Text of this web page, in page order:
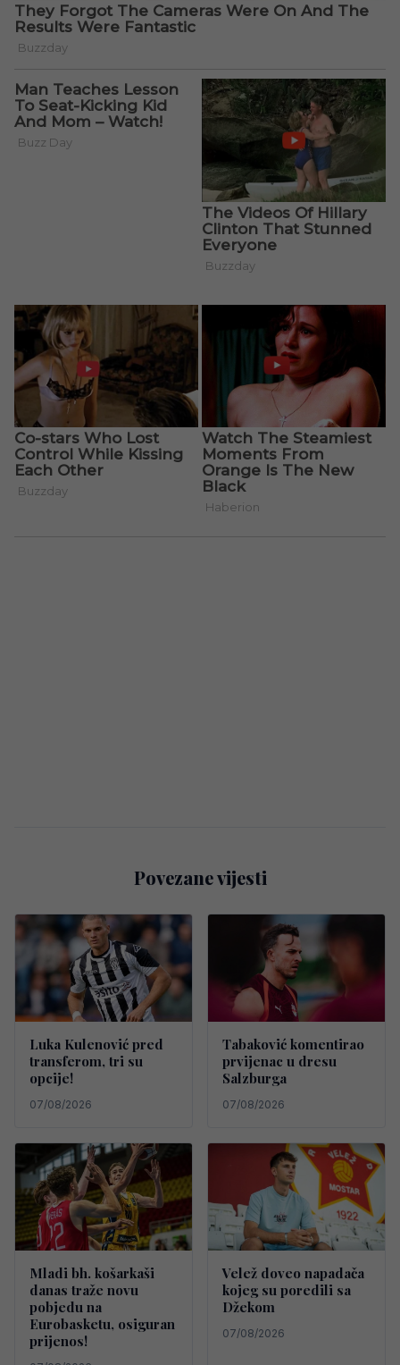
Povezane vijesti
Luka Kulenović pred
transferom, tri su
opcije!
07/08/2026
Tabaković komentirao
prvijenac u dresu
Salzburga
07/08/2026
Mladi bh. košarkaši
danas traže novu
pobjedu na
Eurobasketu, osiguran
prijenos!
Velež doveo napadača
kojeg su poredili sa
Džekom
07/08/2026